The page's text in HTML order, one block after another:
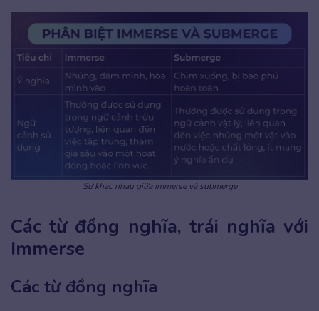
Sự khác nhau giữa immerse và submerge
Các từ đồng nghĩa, trái nghĩa với
Immerse
Các từ đồng nghĩa